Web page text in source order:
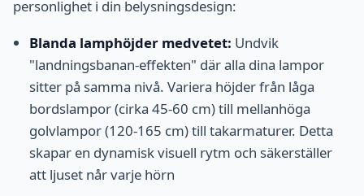
personlighet i din belysningsdesign:
Blanda lamphöjder medvetet: Undvik
"landningsbanan-effekten" där alla dina lampor
sitter på samma nivå. Variera höjder från låga
bordslampor (cirka 45-60 cm) till mellanhöga
golvlampor (120-165 cm) till takarmaturer. Detta
skapar en dynamisk visuell rytm och säkerställer
att ljuset når varje hörn